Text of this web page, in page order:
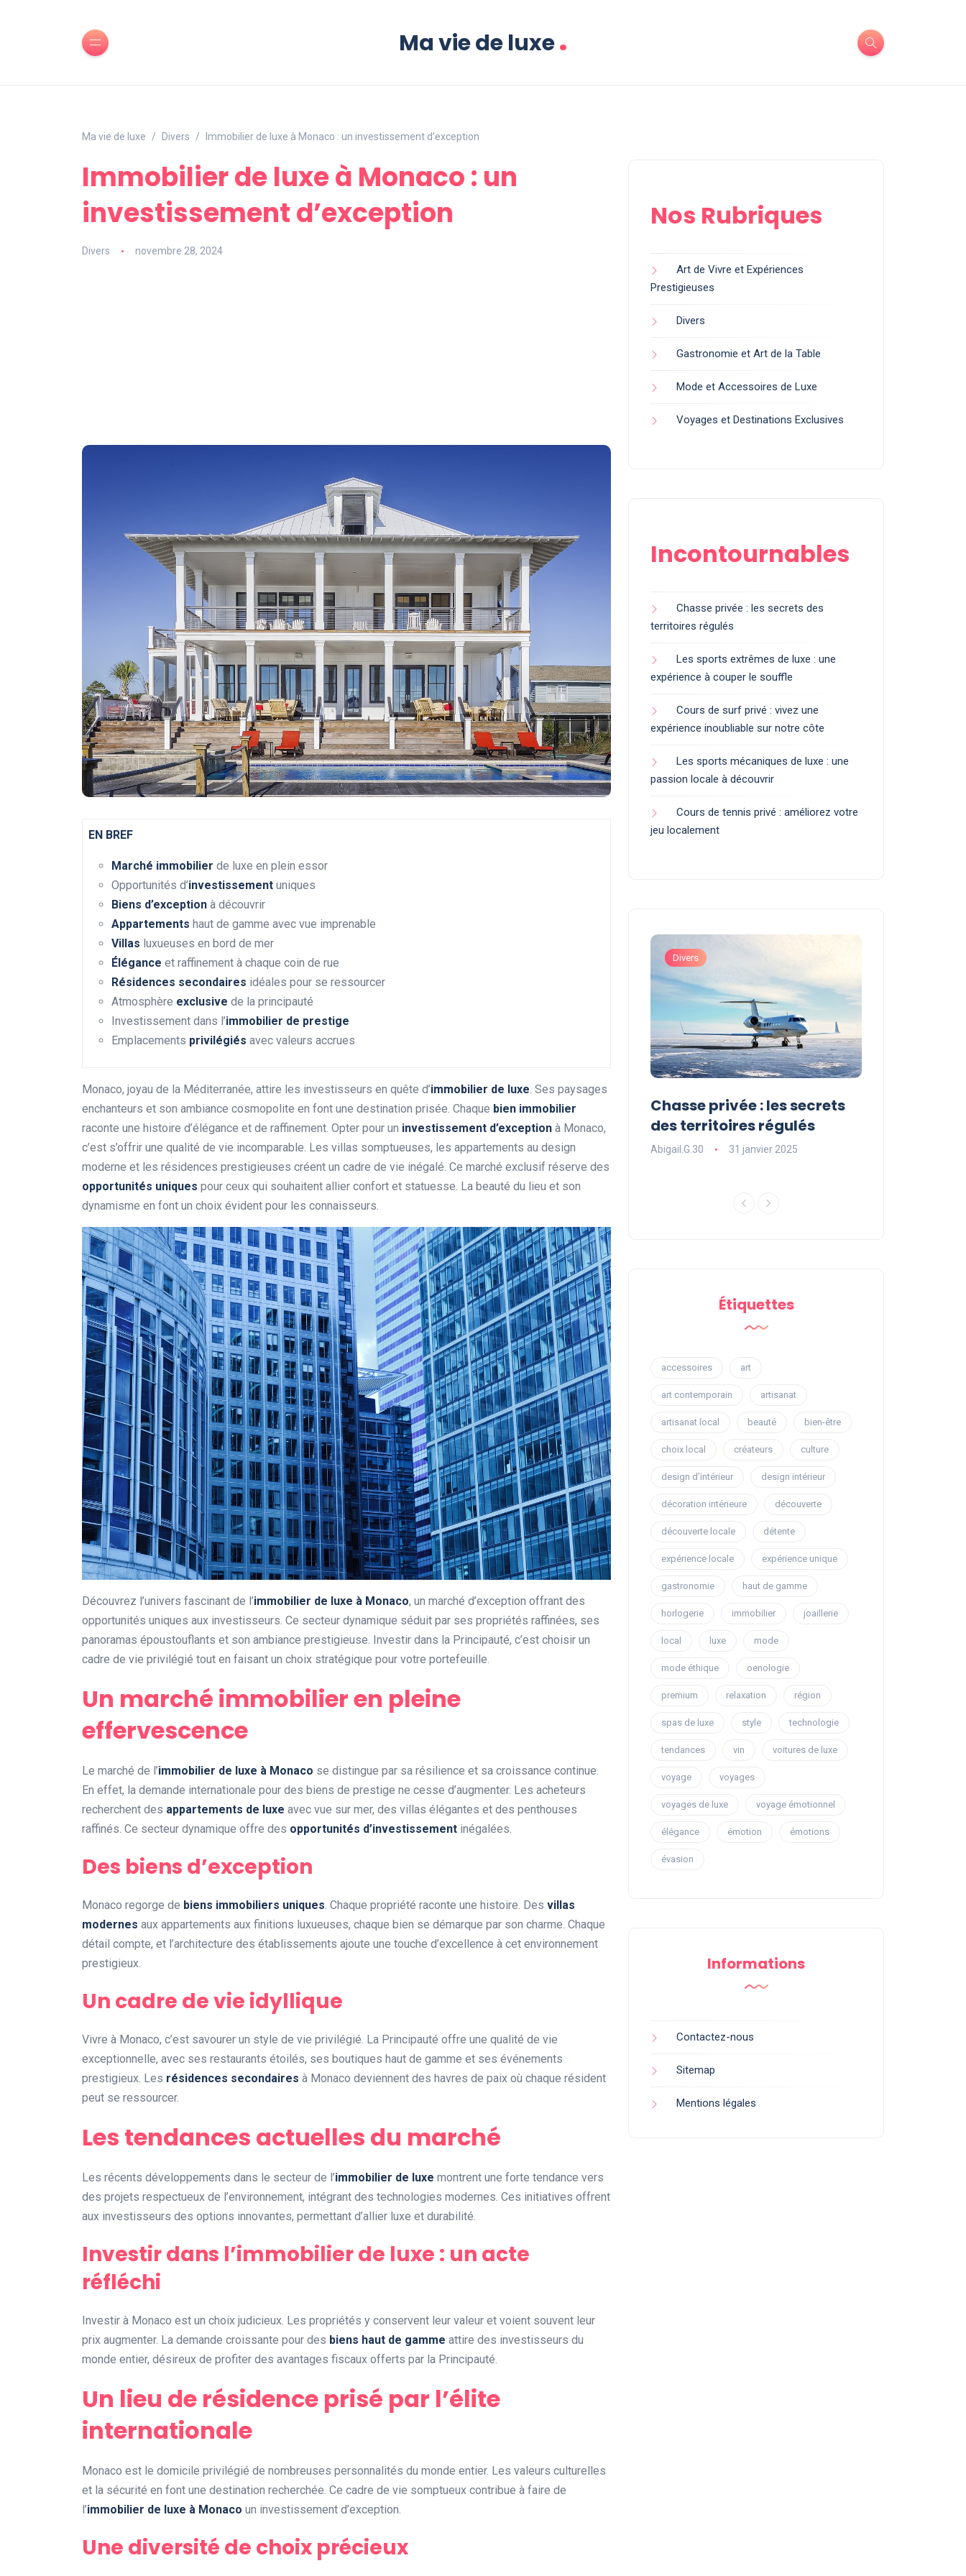
Ma vie de luxe.
Ma vie de luxe Divers Immobilier de luxe à Monaco : un investissement d’exception
Immobilier de luxe à Monaco : un
investissement d’exception
Divers novembre 28, 2024
EN BREF
Marché immobilier de luxe en plein essor
Opportunités d’investissement uniques
Biens d’exception à découvrir
Appartements haut de gamme avec vue imprenable
Villas luxueuses en bord de mer
Élégance et raffinement à chaque coin de rue
Résidences secondaires idéales pour se ressourcer
Atmosphère exclusive de la principauté
Investissement dans l’immobilier de prestige
Emplacements privilégiés avec valeurs accrues
Monaco, joyau de la Méditerranée, attire les investisseurs en quête d’immobilier de luxe. Ses paysages
enchanteurs et son ambiance cosmopolite en font une destination prisée. Chaque bien immobilier
raconte une histoire d’élégance et de raffinement. Opter pour un investissement d’exception à Monaco,
c’est s’offrir une qualité de vie incomparable. Les villas somptueuses, les appartements au design
moderne et les résidences prestigieuses créent un cadre de vie inégalé. Ce marché exclusif réserve des
opportunités uniques pour ceux qui souhaitent allier confort et statuesse. La beauté du lieu et son
dynamisme en font un choix évident pour les connaisseurs.
Découvrez l’univers fascinant de l’immobilier de luxe à Monaco, un marché d’exception offrant des
opportunités uniques aux investisseurs. Ce secteur dynamique séduit par ses propriétés raffinées, ses
panoramas époustouflants et son ambiance prestigieuse. Investir dans la Principauté, c’est choisir un
cadre de vie privilégié tout en faisant un choix stratégique pour votre portefeuille.
Un marché immobilier en pleine
effervescence
Le marché de l’immobilier de luxe à Monaco se distingue par sa résilience et sa croissance continue.
En effet, la demande internationale pour des biens de prestige ne cesse d’augmenter. Les acheteurs
recherchent des appartements de luxe avec vue sur mer, des villas élégantes et des penthouses
raffinés. Ce secteur dynamique offre des opportunités d’investissement inégalées.
Des biens d’exception
Monaco regorge de biens immobiliers uniques. Chaque propriété raconte une histoire. Des villas
modernes aux appartements aux finitions luxueuses, chaque bien se démarque par son charme. Chaque
détail compte, et l’architecture des établissements ajoute une touche d’excellence à cet environnement
prestigieux.
Un cadre de vie idyllique
Vivre à Monaco, c’est savourer un style de vie privilégié. La Principauté offre une qualité de vie
exceptionnelle, avec ses restaurants étoilés, ses boutiques haut de gamme et ses événements
prestigieux. Les résidences secondaires à Monaco deviennent des havres de paix où chaque résident
peut se ressourcer.
Les tendances actuelles du marché
Les récents développements dans le secteur de l’immobilier de luxe montrent une forte tendance vers
des projets respectueux de l’environnement, intégrant des technologies modernes. Ces initiatives offrent
aux investisseurs des options innovantes, permettant d’allier luxe et durabilité.
Investir dans l’immobilier de luxe : un acte
réfléchi
Investir à Monaco est un choix judicieux. Les propriétés y conservent leur valeur et voient souvent leur
prix augmenter. La demande croissante pour des biens haut de gamme attire des investisseurs du
monde entier, désireux de profiter des avantages fiscaux offerts par la Principauté.
Un lieu de résidence prisé par l’élite
internationale
Monaco est le domicile privilégié de nombreuses personnalités du monde entier. Les valeurs culturelles
et la sécurité en font une destination recherchée. Ce cadre de vie somptueux contribue à faire de
l’immobilier de luxe à Monaco un investissement d’exception.
Une diversité de choix précieux
Nos Rubriques
Art de Vivre et Expériences
Prestigieuses
Divers
Gastronomie et Art de la Table
Mode et Accessoires de Luxe
Voyages et Destinations Exclusives
Incontournables
Chasse privée : les secrets des
territoires régulés
Les sports extrêmes de luxe : une
expérience à couper le souffle
Cours de surf privé : vivez une
expérience inoubliable sur notre côte
Les sports mécaniques de luxe : une
passion locale à découvrir
Cours de tennis privé : améliorez votre
jeu localement
Cours de surf privé : vivez
une expérience inoubliable
sur notre côte
Abigail.G.30 30 janvier 2025
Divers
Chasse privée : les secrets
des territoires régulés
Abigail.G.30 31 janvier 2025
Étiquettes
accessoires art
art contemporain artisanat
artisanat local beauté bien-être
choix local créateurs culture
design d'intérieur design intérieur
décoration intérieure découverte
découverte locale détente
expérience locale expérience unique
gastronomie haut de gamme
horlogerie immobilier joaillerie
local luxe mode
mode éthique oenologie
premium relaxation région
spas de luxe style technologie
tendances vin voitures de luxe
voyage voyages
voyages de luxe voyage émotionnel
élégance émotion émotions
évasion
Informations
Contactez-nous
Sitemap
Mentions légales